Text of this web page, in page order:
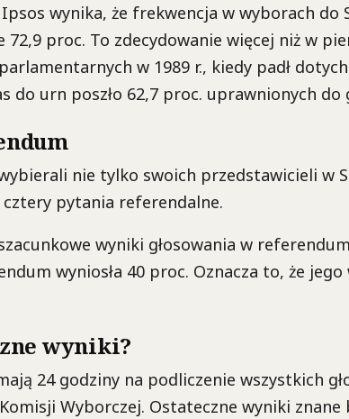
wynika, że frekwencja w wyborach do
72,9 proc. To zdecydowanie więcej niż w
w 1989 r., kiedy padł
do urn poszło 62,7 proc. uprawnionych do
nie tylko swoich przedstawicieli w
pytania referendalne.
wyniki głosowania w
wyniosła 40 proc. Oznacza to, że
wyniki?
24 godziny na podliczenie wszystkich
Wyborczej. Ostateczne wyniki znane